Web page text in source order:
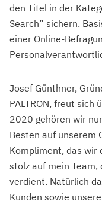
den Titel in der
Search” sichern.
einer Online-
Josef Günthner,
PALTRON, freut sich
2020 gehören wir
Besten auf unserem
Kompliment, das wir
stolz auf mein Team,
verdient. Natürlich
Kunden sowie